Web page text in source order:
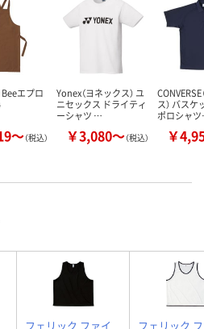
エプロ
～（税込）
Yonex（ヨネックス） ユ
ニセックス ドライティ
ーシャツ …
￥3,080～（税込）
ス） バス
ポロシャ
￥
フェリック ファイ フェリック